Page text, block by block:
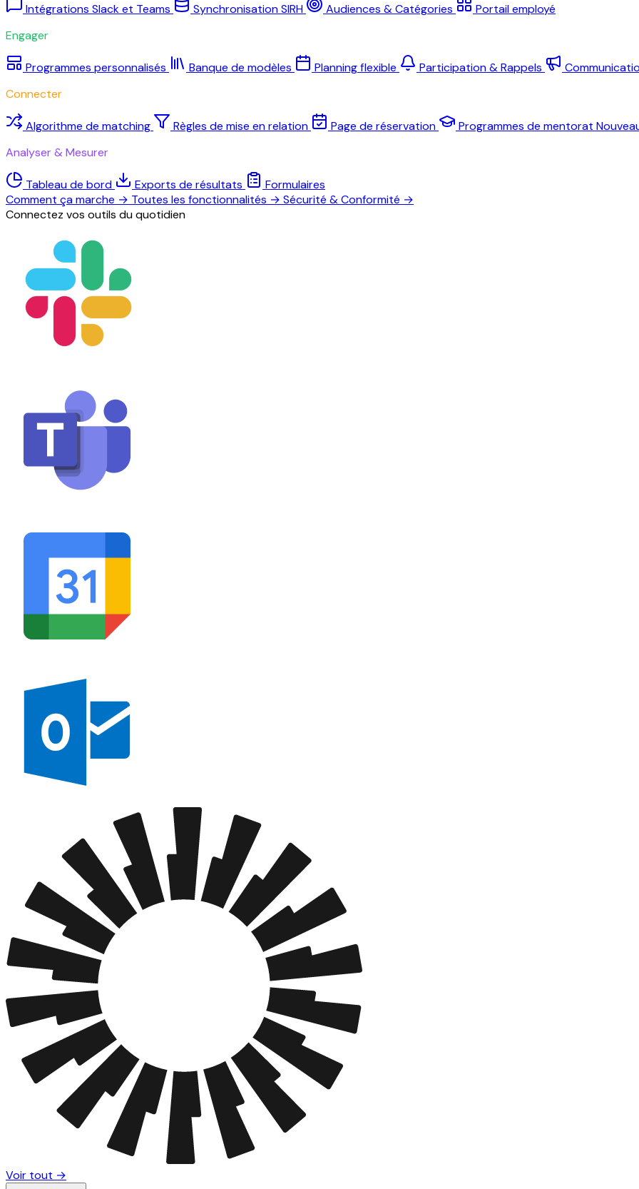
Intégrations Slack et Teams Synchronisation SIRH Audiences & Catégories
Portail employé
Engager
Programmes personnalisés Banque de modèles Planning flexible Participation & Rappels
Connecter
Algorithme de matching Règles de mise en relation Page de réservation Programmes de mentorat
Analyser & Mesurer
Tableau de bord Exports de résultats
Formulaires
Comment ça marche → Toutes les fonctionnalités → Sécurité & Conformité →
Connectez vos outils du quotidien
Voir tout →